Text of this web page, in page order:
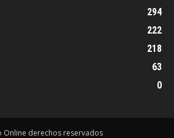
294
222
218
63
0
Online derechos reservados